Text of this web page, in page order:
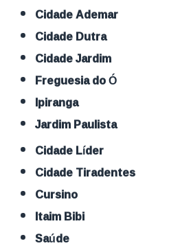
Cidade Ademar
Cidade Dutra
Cidade Jardim
Freguesia do Ó
Ipiranga
Jardim Paulista
Cidade Líder
Cidade Tiradentes
Cursino
Itaim Bibi
Saúde